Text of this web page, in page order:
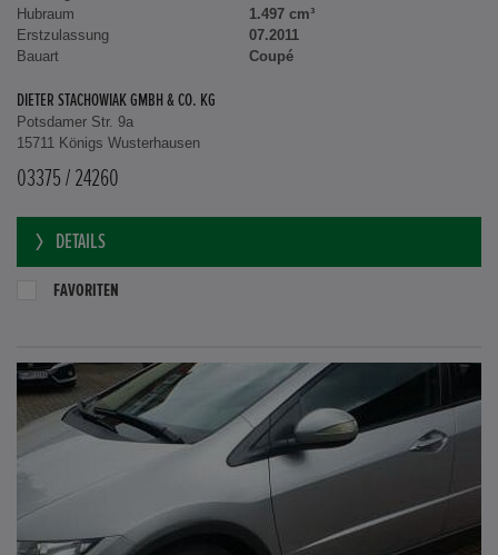
Hubraum
1.497 cm³
Erstzulassung
07.2011
Bauart
Coupé
DIETER STACHOWIAK GMBH & CO. KG
Potsdamer Str. 9a
15711 Königs Wusterhausen
03375 / 24260
DETAILS
FAVORITEN